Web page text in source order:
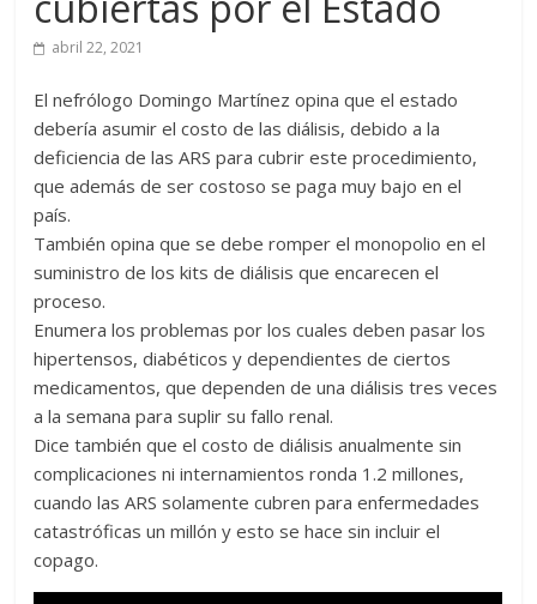
abril 22, 2021
El nefrólogo Domingo Martínez opina que el estado
debería asumir el costo de las diálisis, debido a la
deficiencia de las ARS para cubrir este procedimiento,
que además de ser costoso se paga muy bajo en el
país.
También opina que se debe romper el monopolio en el
suministro de los kits de diálisis que encarecen el
proceso.
Enumera los problemas por los cuales deben pasar los
hipertensos, diabéticos y dependientes de ciertos
medicamentos, que dependen de una diálisis tres veces
a la semana para suplir su fallo renal.
Dice también que el costo de diálisis anualmente sin
complicaciones ni internamientos ronda 1.2 millones,
cuando las ARS solamente cubren para enfermedades
catastróficas un millón y esto se hace sin incluir el
copago.